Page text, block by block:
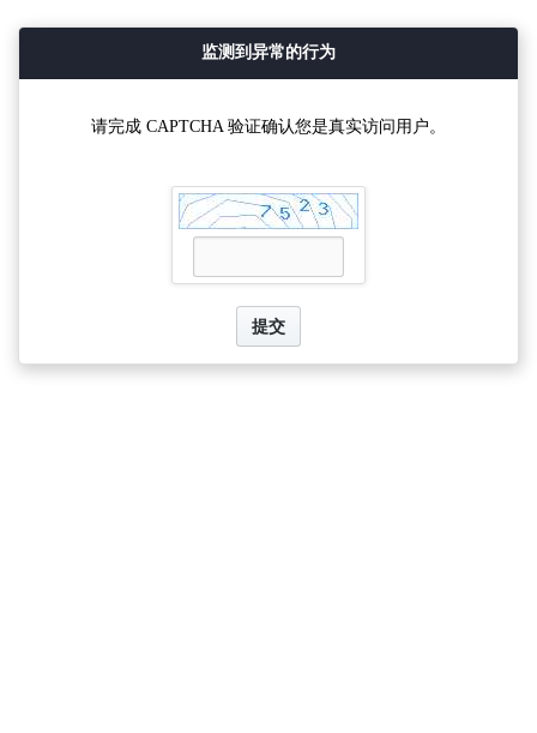
监测到异常的行为
请完成 CAPTCHA 验证确认您是真实访问用户。